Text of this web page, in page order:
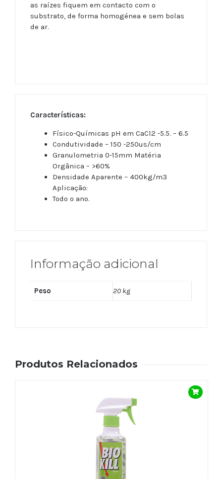
as raízes fiquem em contacto com o
substrato, de forma homogénea e sem bolas
de ar.
Características:
Físico-Químicas pH em CaCl2 -5.5. – 6.5
Condutividade – 150 -250us/cm
Granulometria 0-15mm Matéria
Orgânica – >60%
Densidade Aparente – 400kg/m3
Aplicação:
Todo o ano.
Informação adicional
Peso 20 kg
Produtos Relacionados